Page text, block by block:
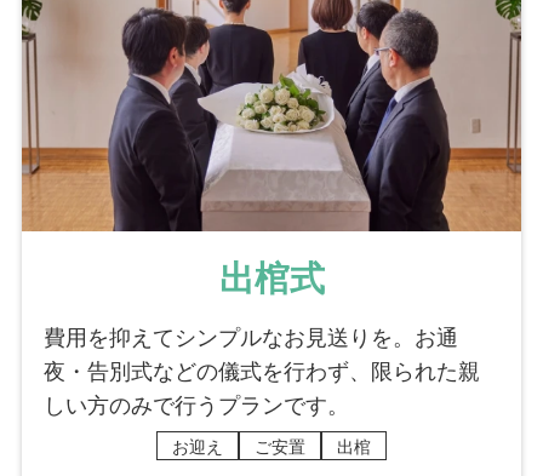
出棺式
費用を抑えてシンプルなお見送りを。お通
夜・告別式などの儀式を行わず、限られた親
しい方のみで行うプランです。
お迎え ご安置 出棺